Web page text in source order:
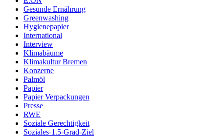
Gesunde Ernährung
Greenwashing
Hygienepapier
International
Interview
Klimabäume
Klimakultur Bremen
Konzerne
Palmöl
Papier
Papier Verpackungen
Presse
RWE
Soziale Gerechtigkeit
Soziales-1.5-Grad-Ziel